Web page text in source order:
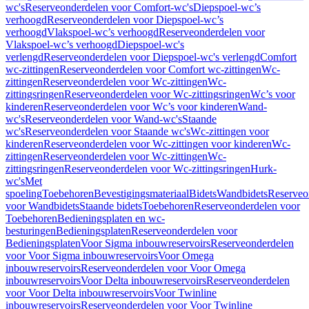
wc'sReserveonderdelen voor Comfort-wc'sDiepspoel-wc’s
verhoogdReserveonderdelen voor Diepspoel-wc’s
verhoogdVlakspoel-wc’s verhoogdReserveonderdelen voor
Vlakspoel-wc’s verhoogdDiepspoel-wc's
verlengdReserveonderdelen voor Diepspoel-wc's verlengdComfort
wc-zittingenReserveonderdelen voor Comfort wc-zittingenWc-
zittingenReserveonderdelen voor Wc-zittingenWc-
zittingsringenReserveonderdelen voor Wc-zittingsringenWc’s voor
kinderenReserveonderdelen voor Wc’s voor kinderenWand-
wc'sReserveonderdelen voor Wand-wc'sStaande
wc'sReserveonderdelen voor Staande wc'sWc-zittingen voor
kinderenReserveonderdelen voor Wc-zittingen voor kinderenWc-
zittingenReserveonderdelen voor Wc-zittingenWc-
zittingsringenReserveonderdelen voor Wc-zittingsringenHurk-
wc'sMet
spoelingToebehorenBevestigingsmateriaalBidetsWandbidets
voor WandbidetsStaande bidetsToebehorenReserveonderdelen voor
ToebehorenBedieningsplaten en wc-
besturingenBedieningsplatenReserveonderdelen voor
BedieningsplatenVoor Sigma inbouwreservoirsReserveonderdelen
voor Voor Sigma inbouwreservoirsVoor Omega
inbouwreservoirsReserveonderdelen voor Voor Omega
inbouwreservoirsVoor Delta inbouwreservoirsReserveonderdelen
voor Voor Delta inbouwreservoirsVoor Twinline
inbouwreservoirsReserveonderdelen voor Voor Twinline